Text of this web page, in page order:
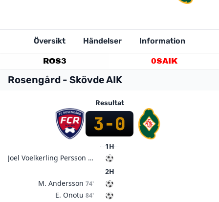
Översikt Händelser Information
ROS3 0SAIK
Rosengård - Skövde AIK
Resultat
3-0
1H
Joel Voelkerling Persson
14'
2H
M. Andersson 74'
E. Onotu 84'